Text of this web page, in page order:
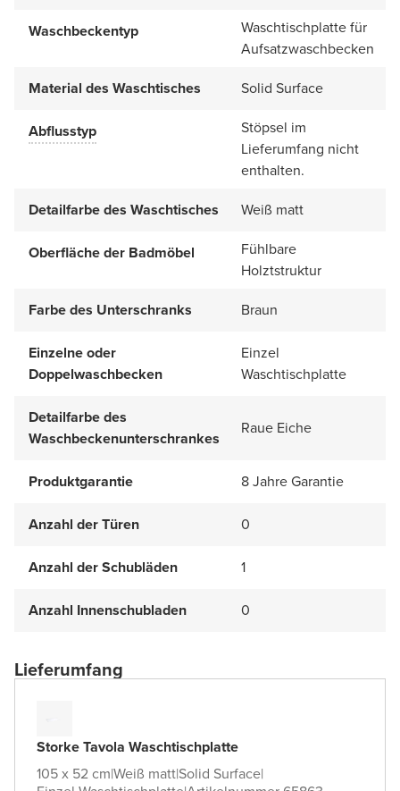
Waschbeckentyp
Waschtischplatte für
Aufsatzwaschbecken
Material des Waschtisches
Solid Surface
Abflusstyp
Stöpsel im
Lieferumfang nicht
enthalten.
Detailfarbe des Waschtisches
Weiß matt
Oberfläche der Badmöbel
Fühlbare
Holztstruktur
Farbe des Unterschranks
Braun
Einzelne oder
Doppelwaschbecken
Einzel
Waschtischplatte
Detailfarbe des
Waschbeckenunterschrankes
Raue Eiche
Produktgarantie 8 Jahre Garantie
Anzahl der Türen 0
Anzahl der Schubläden 1
Anzahl Innenschubladen 0
Lieferumfang
Storke Tavola Waschtischplatte
105 x 52 cm|Weiß matt|Solid Surface|